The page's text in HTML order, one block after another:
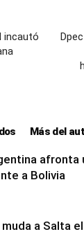
incautó
Más del
afronta
a Bolivia
muda a Salta